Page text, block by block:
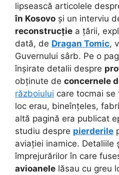
lipsească articolele
în Kosovo și un interviu
reconstrucție a țării,
dată, de Dragan Tomic,
Guvernului sârb. Pe o
înșirate detalii despre
obținute de concernele
războiului care tocmai se
loc erau, bineînțeles,
altă pagină era publicat
studiu despre pierderile
aviației inamice. Detaliile
împrejurărilor în care
avioanele lăsau cu greu